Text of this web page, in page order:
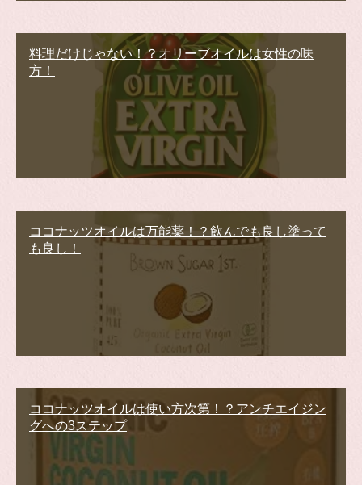
料理だけじゃない！？オリーブオイルは女性の味
方！
ココナッツオイルは万能薬！？飲んでも良し塗って
も良し！
ココナッツオイルは使い方次第！？アンチエイジン
グへの3ステップ